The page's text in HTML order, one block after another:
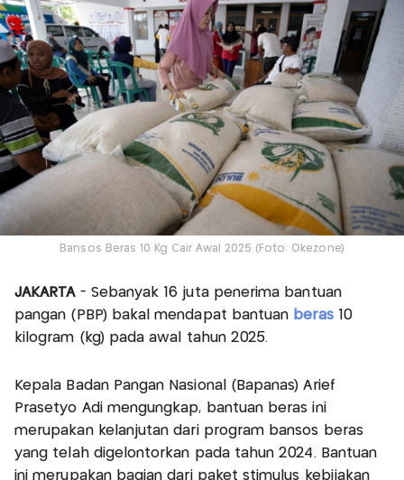
Bansos Beras 10 Kg Cair Awal 2025 (Foto: Okezone)
JAKARTA- Sebanyak 16 juta penerima bantuan
pangan (PBP) bakal mendapat bantuan beras10
kilogram (kg) pada awal tahun 2025.
Kepala Badan Pangan Nasional (Bapanas) Arief
Prasetyo Adi mengungkap, bantuan beras ini
merupakan kelanjutan dari program bansos beras
yang telah digelontorkan pada tahun 2024. Bantuan
ini merupakan bagian dari paket stimulus kebijakan